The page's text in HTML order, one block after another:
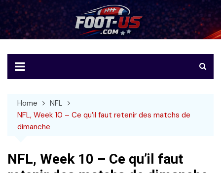
to
content
Foot-US
Le football américain en français
Home
NFL
NFL, Week 10 – Ce qu’il faut retenir des matchs de
dimanche
NFL, Week 10 – Ce qu’il faut